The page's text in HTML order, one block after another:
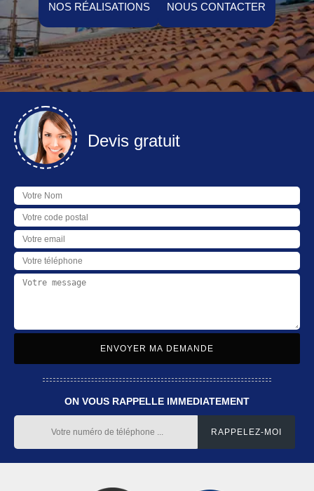
NOS RÉALISATIONS NOUS CONTACTER
Devis gratuit
ON VOUS RAPPELLE IMMEDIATEMENT